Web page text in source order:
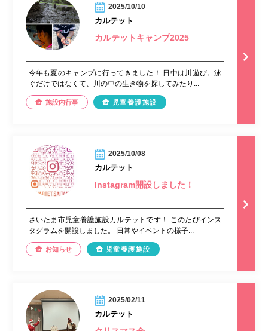
2025/10/10
カルテット
カルテットキャンプ2025
今年も夏のキャンプに行ってきました！ 日中は川遊び。泳
ぐだけではなくて、川の中の生き物を探してみたり...
施設内行事 児童養護施設
2025/10/08
カルテット
Instagram開設しました！
さいたま市児童養護施設カルテットです！ このたびインス
タグラムを開設しました。 日常やイベントの様子...
お知らせ 児童養護施設
2025/02/11
カルテット